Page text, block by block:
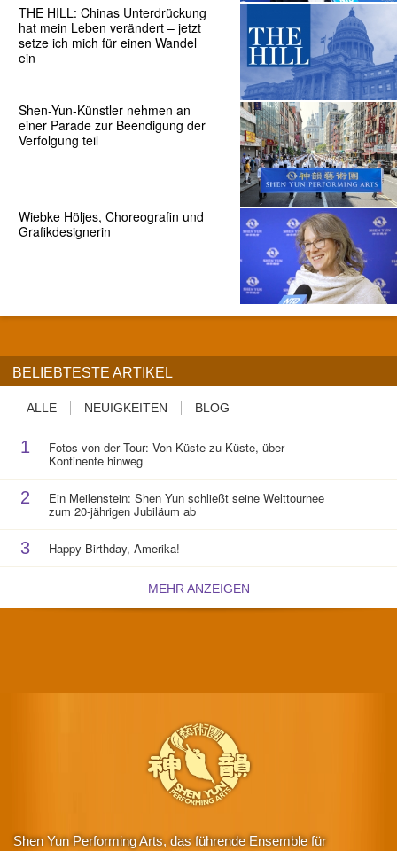
THE HILL: Chinas Unterdrückung
hat mein Leben verändert – jetzt
setze ich mich für einen Wandel
ein
Shen-Yun-Künstler nehmen an
einer Parade zur Beendigung der
Verfolgung teil
Wiebke Höljes, Choreografin und
Grafikdesignerin
BELIEBTESTE ARTIKEL
ALLE NEUIGKEITEN BLOG
1 Fotos von der Tour: Von Küste zu Küste, über
Kontinente hinweg
2 Ein Meilenstein: Shen Yun schließt seine Welttournee
zum 20-jährigen Jubiläum ab
3 Happy Birthday, Amerika!
MEHR ANZEIGEN
Shen Yun Performing Arts, das führende Ensemble für